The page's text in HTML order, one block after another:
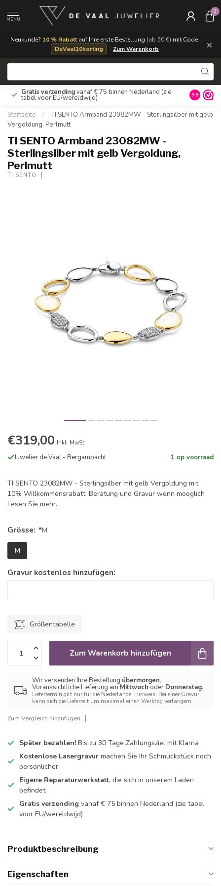
Neukunde? 10 % Rabattauf Ihre erste Bestellung (ab 50 €) mit Code
DeVaal10korting
· Zum Warenkorb ×
MENU
0
Gratis verzendingvanaf € 75 binnen Nederland (zie
tabel voor EU/wereldwijd) 9.8
Startseite /
TI SENTO Armband 23082MW - Sterlingsilber mit gelb
Vergoldung, Perlmutt
TI SENTO Armband 23082MW -
Sterlingsilber mit gelb Vergoldung,
Perlmutt
TI SENTO
€319,00 Inkl. MwSt.
Juwelier de Vaal - Bergambacht 1 op voorraad
TI SENTO 23082MW - Sterlingsilber mit gelb Vergoldung mit
10% Willkommensrabatt, Beratung und Gravur wenn moeglich
Lesen Sie mehr.
Grösse: *M
M
Gravur kostenlos hinzufügen:
Größentabelle
Zum Warenkorb hinzufügen
Wir versenden Ihre Bestellung übermorgen.
Voraussichtliche Lieferung am Mittwoch oder Donnerstag.
Liefertermin gilt nur für die Niederlande. Hinweis: Bei einer Gravur
kann sich die Lieferzeit um maximal einen Werktag verlängern.
Zum Vergleich hinzufügen
Später bezahlen! Bis zu 30 Tage Zahlungsziel mit Klarna
Kostenlose Lasergravur machen Sie Ihr Schmuckstück noch
persönlicher.
Eigene Reparaturwerkstatt, die sich in unserem Laden
befindet.
Gratis verzending vanaf € 75 binnen Nederland (zie tabel
voor EU/wereldwijd)
Produktbeschreibung
Eigenschaften